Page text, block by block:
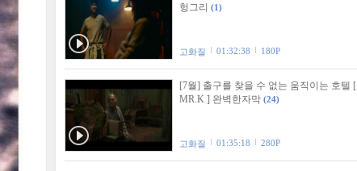
헝그리 (1)
고화질 01:32:38 180P
[7월] 출구를 찾을 수 없는 움직이는 호텔 [
MR.K ] 완벽한자막 (24)
고화질 01:35:18 280P